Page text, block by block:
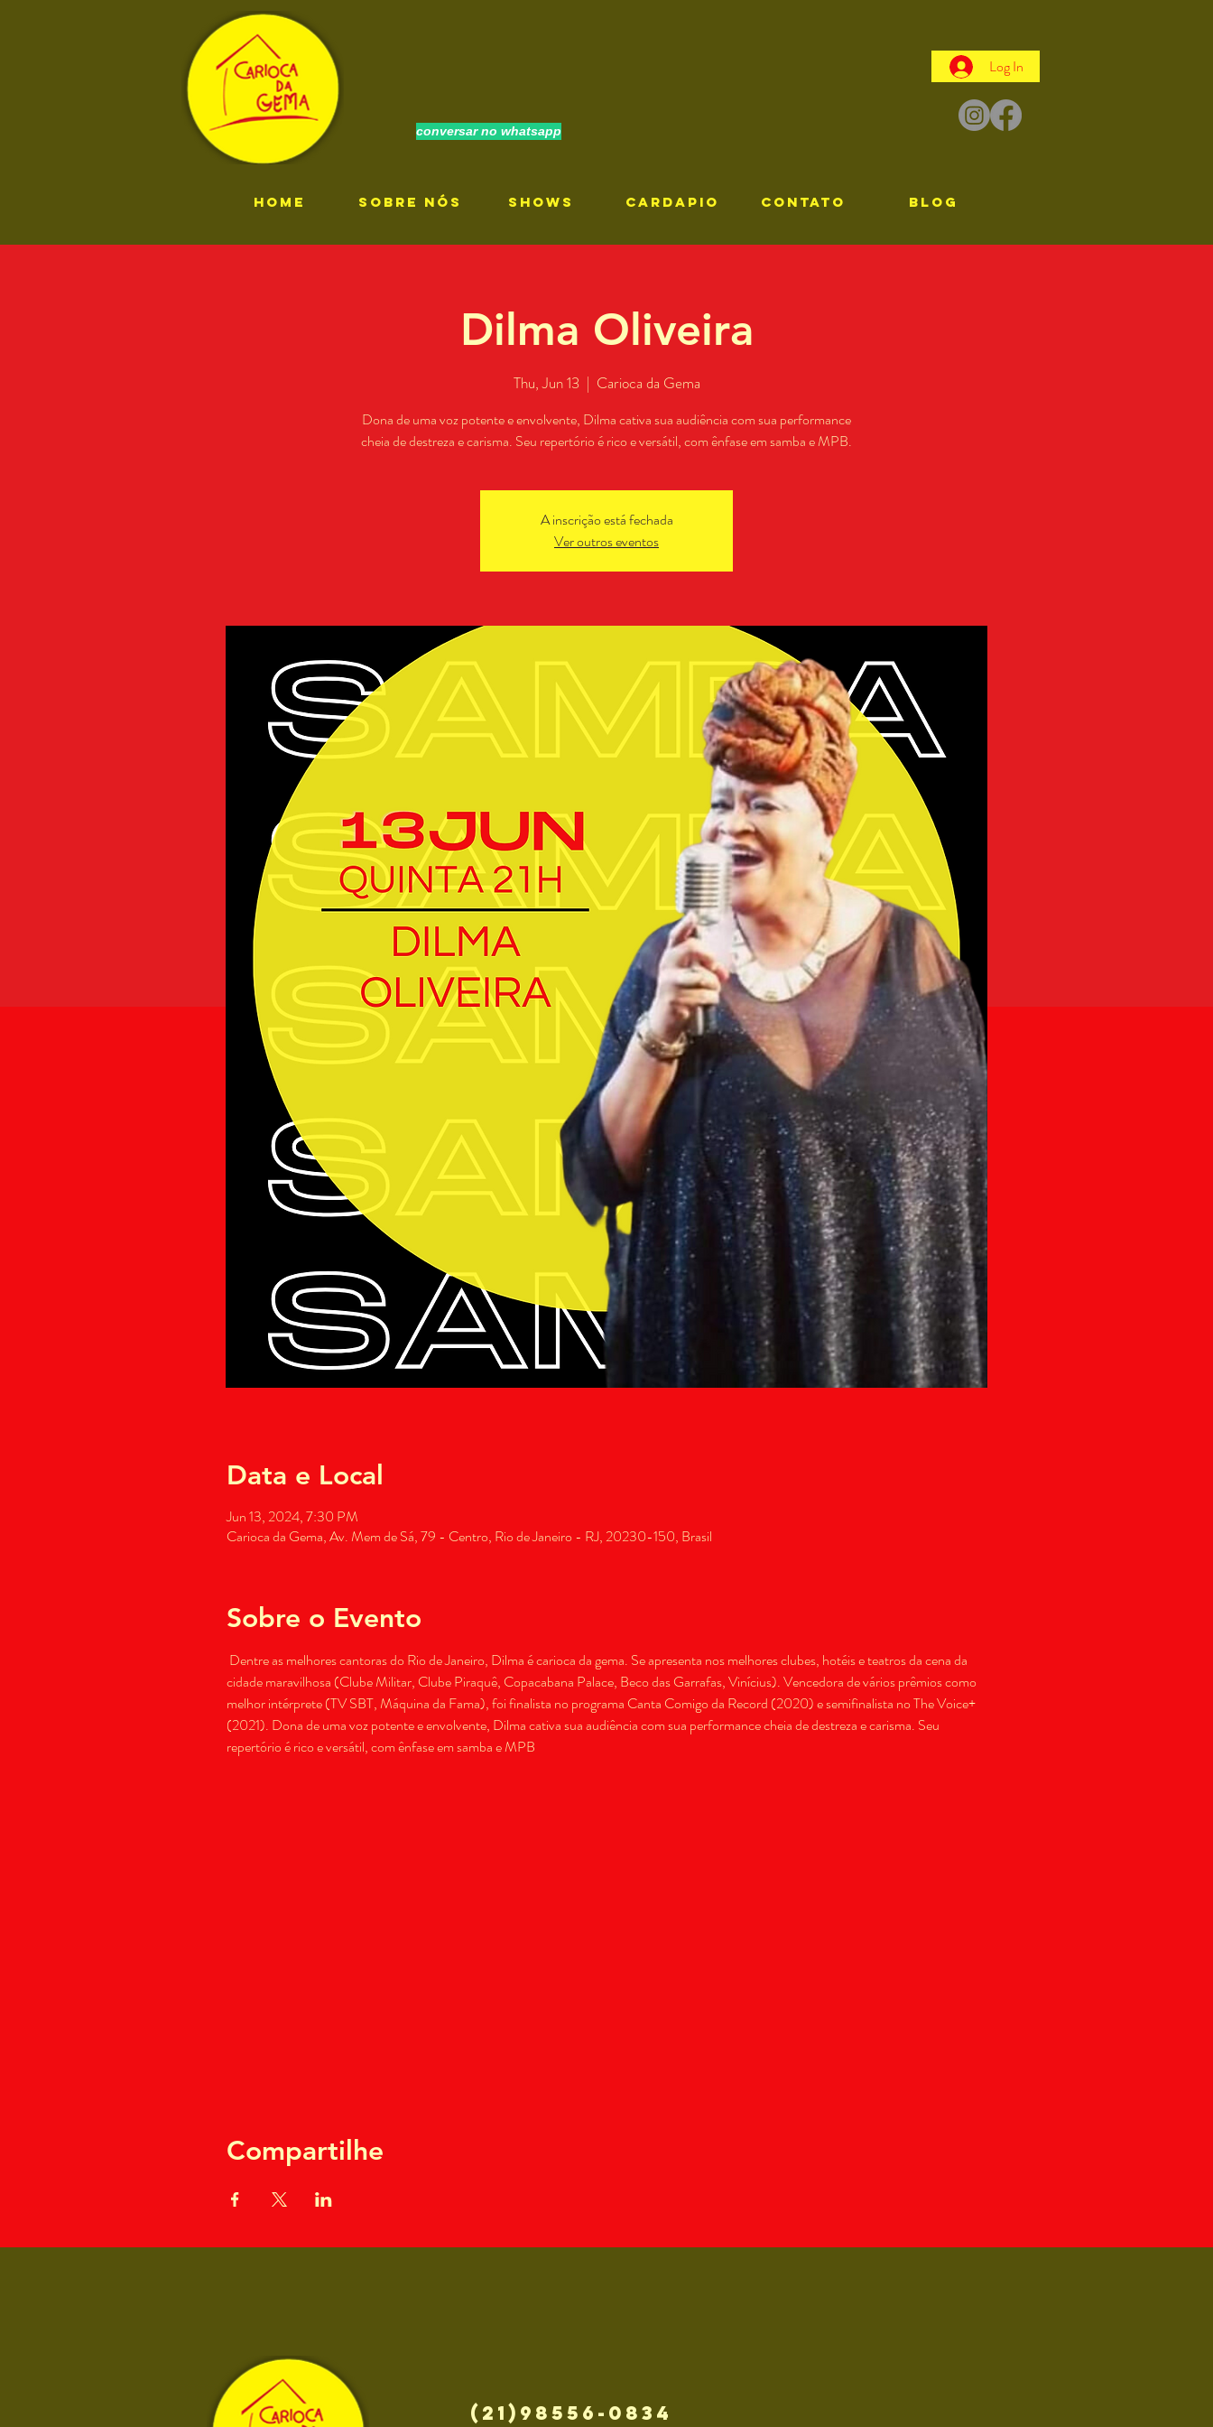
conversar no whatsapp
Log In
HOME SOBRE NÓS SHOWS CARDAPIO CONTATO Blog
Dilma Oliveira
Thu, Jun 13
  |
Carioca da Gema
Dona de uma voz potente e envolvente, Dilma cativa sua audiência com sua performance
cheia de destreza e carisma. Seu repertório é rico e versátil, com ênfase em samba e MPB.
A inscrição está fechada
Ver outros eventos
Data e Local
Jun 13, 2024, 7:30 PM
Carioca da Gema, Av. Mem de Sá, 79 - Centro, Rio de Janeiro - RJ, 20230-150, Brasil
Sobre o Evento
Dentre as melhores cantoras do Rio de Janeiro, Dilma é carioca da gema. Se apresenta nos melhores clubes, hotéis e teatros da cena da
cidade maravilhosa (Clube Militar, Clube Piraquê, Copacabana Palace, Beco das Garrafas, Vinícius). Vencedora de vários prêmios como
melhor intérprete (TV SBT, Máquina da Fama), foi finalista no programa Canta Comigo da Record (2020) e semifinalista no The Voice+
(2021). Dona de uma voz potente e envolvente, Dilma cativa sua audiência com sua performance cheia de destreza e carisma. Seu
repertório é rico e versátil, com ênfase em samba e MPB
Compartilhe
(21)98556-0834